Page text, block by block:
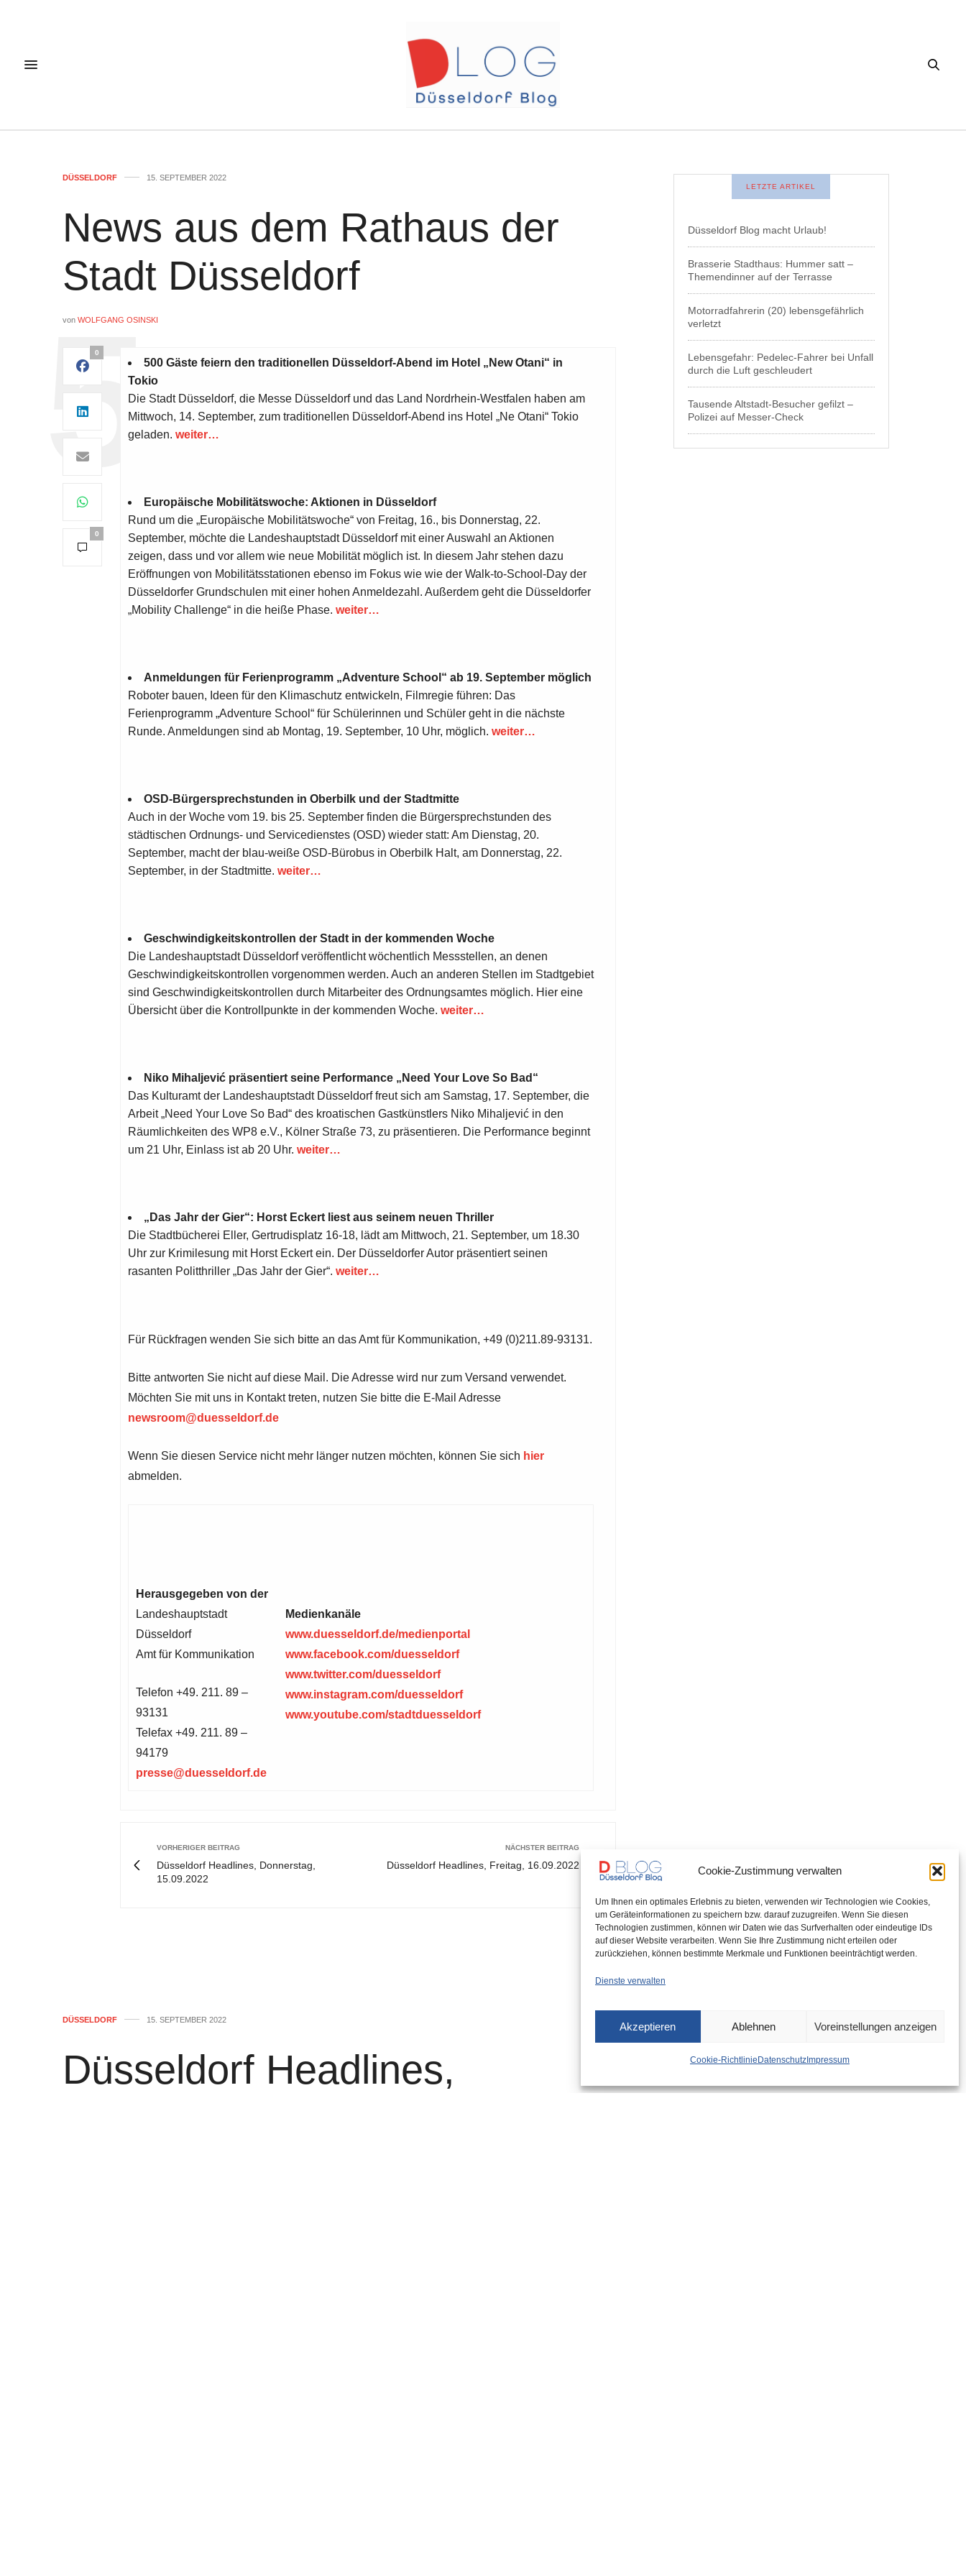
Cookie-Zustimmung verwalten
Um Ihnen ein optimales Erlebnis zu bieten, verwenden wir Technologien wie Cookies,
um Geräteinformationen zu speichern bzw. darauf zuzugreifen. Wenn Sie diesen
Technologien zustimmen, können wir Daten wie das Surfverhalten oder eindeutige IDs
auf dieser Website verarbeiten. Wenn Sie Ihre Zustimmung nicht erteilen oder
zurückziehen, können bestimmte Merkmale und Funktionen beeinträchtigt werden.
Dienste verwalten
Akzeptieren Ablehnen Voreinstellungen anzeigen
Cookie-Richtlinie DatenschutzImpressum
DÜSSELDORF 15. SEPTEMBER 2022
News aus dem Rathaus der
Stadt Düsseldorf
von WOLFGANG OSINSKI
0
0
500 Gäste feiern den traditionellen Düsseldorf-Abend im Hotel „New Otani“ in
Tokio
Die Stadt Düsseldorf, die Messe Düsseldorf und das Land Nordrhein-Westfalen haben am
Mittwoch, 14. September, zum traditionellen Düsseldorf-Abend ins Hotel „Ne Otani“ Tokio
geladen. weiter…
Europäische Mobilitätswoche: Aktionen in Düsseldorf
Rund um die „Europäische Mobilitätswoche“ von Freitag, 16., bis Donnerstag, 22.
September, möchte die Landeshauptstadt Düsseldorf mit einer Auswahl an Aktionen
zeigen, dass und vor allem wie neue Mobilität möglich ist. In diesem Jahr stehen dazu
Eröffnungen von Mobilitätsstationen ebenso im Fokus wie wie der Walk-to-School-Day der
Düsseldorfer Grundschulen mit einer hohen Anmeldezahl. Außerdem geht die Düsseldorfer
„Mobility Challenge“ in die heiße Phase. weiter…
Anmeldungen für Ferienprogramm „Adventure School“ ab 19. September möglich
Roboter bauen, Ideen für den Klimaschutz entwickeln, Filmregie führen: Das
Ferienprogramm „Adventure School“ für Schülerinnen und Schüler geht in die nächste
Runde. Anmeldungen sind ab Montag, 19. September, 10 Uhr, möglich. weiter…
OSD-Bürgersprechstunden in Oberbilk und der Stadtmitte
Auch in der Woche vom 19. bis 25. September finden die Bürgersprechstunden des
städtischen Ordnungs- und Servicedienstes (OSD) wieder statt: Am Dienstag, 20.
September, macht der blau-weiße OSD-Bürobus in Oberbilk Halt, am Donnerstag, 22.
September, in der Stadtmitte. weiter…
Geschwindigkeitskontrollen der Stadt in der kommenden Woche
Die Landeshauptstadt Düsseldorf veröffentlicht wöchentlich Messstellen, an denen
Geschwindigkeitskontrollen vorgenommen werden. Auch an anderen Stellen im Stadtgebiet
sind Geschwindigkeitskontrollen durch Mitarbeiter des Ordnungsamtes möglich. Hier eine
Übersicht über die Kontrollpunkte in der kommenden Woche. weiter…
Niko Mihaljević präsentiert seine Performance „Need Your Love So Bad“
Das Kulturamt der Landeshauptstadt Düsseldorf freut sich am Samstag, 17. September, die
Arbeit „Need Your Love So Bad“ des kroatischen Gastkünstlers Niko Mihaljević in den
Räumlichkeiten des WP8 e.V., Kölner Straße 73, zu präsentieren. Die Performance beginnt
um 21 Uhr, Einlass ist ab 20 Uhr. weiter…
„Das Jahr der Gier“: Horst Eckert liest aus seinem neuen Thriller
Die Stadtbücherei Eller, Gertrudisplatz 16-18, lädt am Mittwoch, 21. September, um 18.30
Uhr zur Krimilesung mit Horst Eckert ein. Der Düsseldorfer Autor präsentiert seinen
rasanten Politthriller „Das Jahr der Gier“. weiter…
Für Rückfragen wenden Sie sich bitte an das Amt für Kommunikation, +49 (0)211.89-93131.
Bitte antworten Sie nicht auf diese Mail. Die Adresse wird nur zum Versand verwendet.
Möchten Sie mit uns in Kontakt treten, nutzen Sie bitte die E-Mail Adresse
newsroom@duesseldorf.de
Wenn Sie diesen Service nicht mehr länger nutzen möchten, können Sie sich hier
abmelden.
Herausgegeben von der
Landeshauptstadt
Düsseldorf
Amt für Kommunikation
Telefon +49. 211. 89 –
93131
Telefax +49. 211. 89 –
94179
presse@duesseldorf.de
Medienkanäle
www.duesseldorf.de/medienportal
www.facebook.com/duesseldorf
www.twitter.com/duesseldorf
www.instagram.com/duesseldorf
www.youtube.com/stadtduesseldorf
VORHERIGER BEITRAG
Düsseldorf Headlines, Donnerstag,
15.09.2022
NÄCHSTER BEITRAG
Düsseldorf Headlines, Freitag, 16.09.2022
LETZTE ARTIKEL
Düsseldorf Blog macht Urlaub!
Brasserie Stadthaus: Hummer satt –
Themendinner auf der Terrasse
Motorradfahrerin (20) lebensgefährlich
verletzt
Lebensgefahr: Pedelec-Fahrer bei Unfall
durch die Luft geschleudert
Tausende Altstadt-Besucher gefilzt –
Polizei auf Messer-Check
DÜSSELDORF 15. SEPTEMBER 2022
Düsseldorf Headlines,